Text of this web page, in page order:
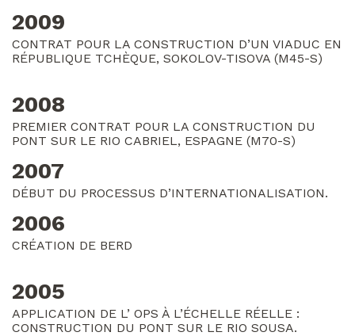
2009
CONTRAT POUR LA CONSTRUCTION D’UN VIADUC EN
RÉPUBLIQUE TCHÈQUE, SOKOLOV-TISOVA (M45-S)
2008
PREMIER CONTRAT POUR LA CONSTRUCTION DU
PONT SUR LE RIO CABRIEL, ESPAGNE (M70-S)
2007
DÉBUT DU PROCESSUS D’INTERNATIONALISATION.
2006
CRÉATION DE BERD
2005
APPLICATION DE L’ OPS À L’ÉCHELLE RÉELLE :
CONSTRUCTION DU PONT SUR LE RIO SOUSA.